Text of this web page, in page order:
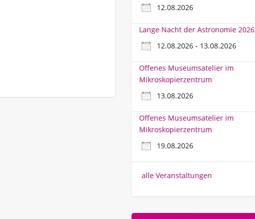
12.08.2026
Lange Nacht der Astronomie 2026
12.08.2026 - 13.08.2026
Offenes Museumsatelier im
Mikroskopierzentrum
13.08.2026
Offenes Museumsatelier im
Mikroskopierzentrum
19.08.2026
alle Veranstaltungen